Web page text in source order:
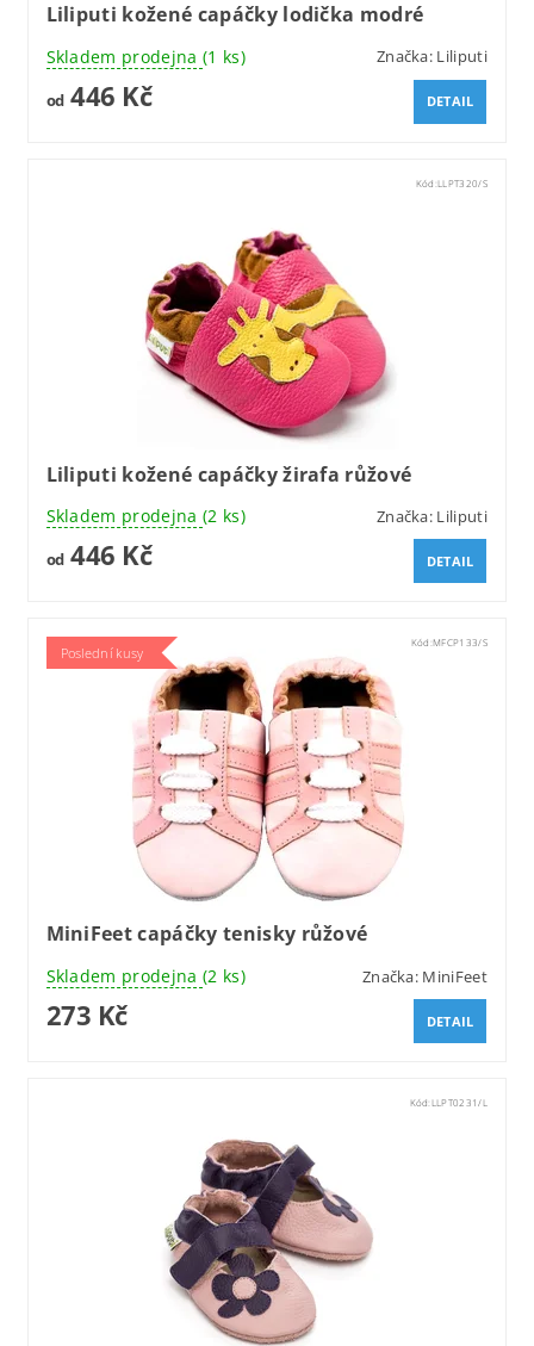
Liliputi kožené capáčky lodička modré
Skladem prodejna (1 ks) Značka: Liliputi
od446 Kč DETAIL
Kód:LLPT320/S
Liliputi kožené capáčky žirafa růžové
Skladem prodejna (2 ks) Značka: Liliputi
od446 Kč DETAIL
Poslední kusy
Kód:MFCP133/S
MiniFeet capáčky tenisky růžové
Skladem prodejna (2 ks) Značka: MiniFeet
273 Kč DETAIL
Kód: LLPT0231/L